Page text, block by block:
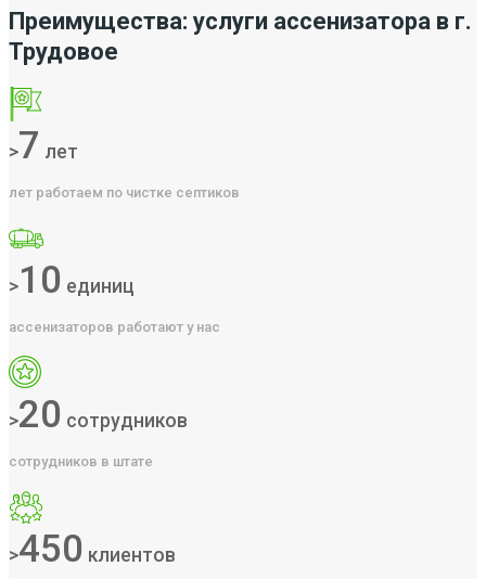
Преимущества: услуги ассенизатора в г.
Трудовое
>7 лет
лет работаем по чистке септиков
>10 единиц
ассенизаторов работают у нас
>20 сотрудников
сотрудников в штате
>450 клиентов